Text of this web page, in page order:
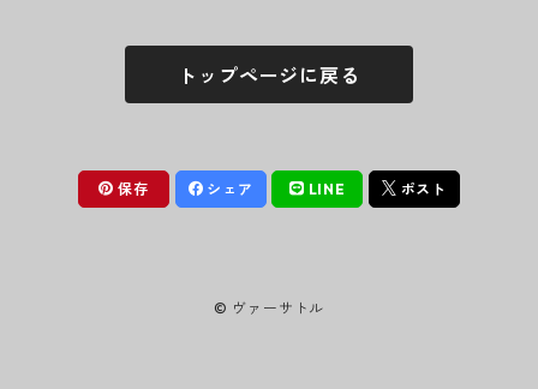
MICHAEL JACKSON
MY CHEMICAL ROMANCE
パンツ・ズボン
フィギュア
トップページに戻る
保存 シェア LINE ポスト
© ヴァーサトル